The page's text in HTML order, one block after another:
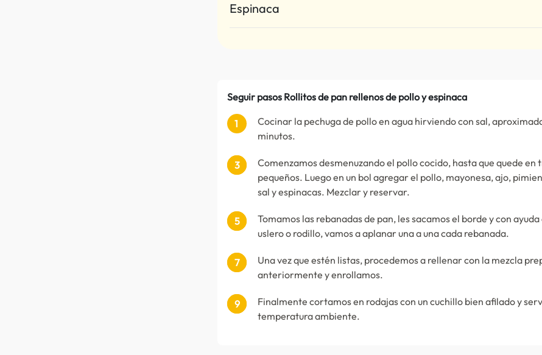
Espinaca
Seguir pasos Rollitos de pan rellenos de pollo y espinaca
Cocinar la pechuga de pollo en agua hirviendo con sal,
minutos.
Comenzamos desmenuzando el pollo cocido, hasta que quede en
pequeños. Luego en un bol agregar el pollo, mayonesa, ajo,
sal y espinacas. Mezclar y reservar.
Tomamos las rebanadas de pan, les sacamos el borde y con ayuda
uslero o rodillo, vamos a aplanar una a una cada rebanada.
Una vez que estén listas, procedemos a rellenar con la mezcla
anteriormente y enrollamos.
Finalmente cortamos en rodajas con un cuchillo bien afilado y
temperatura ambiente.